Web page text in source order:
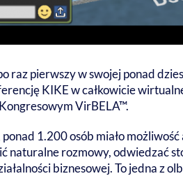
raz pierwszy w swojej ponad
KIKE w całkowicie
VirBELA™.
1.200 osób miało
naturalne rozmowy, odwiedzać
biznesowej. To jedna z